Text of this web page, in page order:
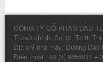
CÔNG TY CỔ PHẦN ĐẦU
Trụ sở chính: Số 12, Tổ 8,
Địa chỉ nhà máy: Đường Đào
Điện thoại : 84 (4) 9656011 –